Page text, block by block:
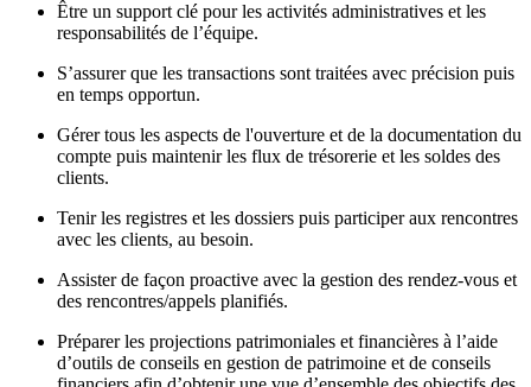
Être un support clé pour les activités administratives et les
responsabilités de l’équipe.
S’assurer que les transactions sont traitées avec précision puis
en temps opportun.
Gérer tous les aspects de l'ouverture et de la documentation du
compte puis maintenir les flux de trésorerie et les soldes des
clients.
Tenir les registres et les dossiers puis participer aux rencontres
avec les clients, au besoin.
Assister de façon proactive avec la gestion des rendez-vous et
des rencontres/appels planifiés.
Préparer les projections patrimoniales et financières à l’aide
d’outils de conseils en gestion de patrimoine et de conseils